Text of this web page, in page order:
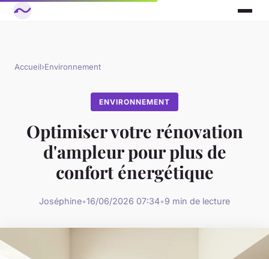
Accueil›Environnement
ENVIRONNEMENT
Optimiser votre rénovation
d'ampleur pour plus de
confort énergétique
Joséphine•16/06/2026 07:34•9 min de lecture